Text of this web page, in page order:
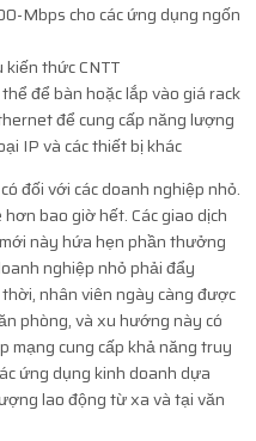
Mbps cho các ứng dụng ngốn
​​thức CNTT
để bàn hoặc lắp vào giá rack
để cung cấp năng lượng
IP và các thiết bị khác
đối với các doanh nghiệp nhỏ.
bao giờ hết. Các giao dịch
này hứa hẹn phần thưởng
nghiệp nhỏ phải đẩy
nhân viên ngày càng được
phòng, và xu hướng này có
mạng cung cấp khả năng truy
ứng dụng kinh doanh dựa
lao động từ xa và tại văn